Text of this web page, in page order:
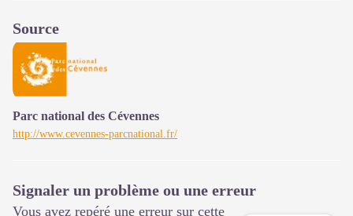
Source
Parc national des Cévennes
http://www.cevennes-parcnational.fr/
Signaler un problème ou une erreur
Vous avez repéré une erreur sur cette